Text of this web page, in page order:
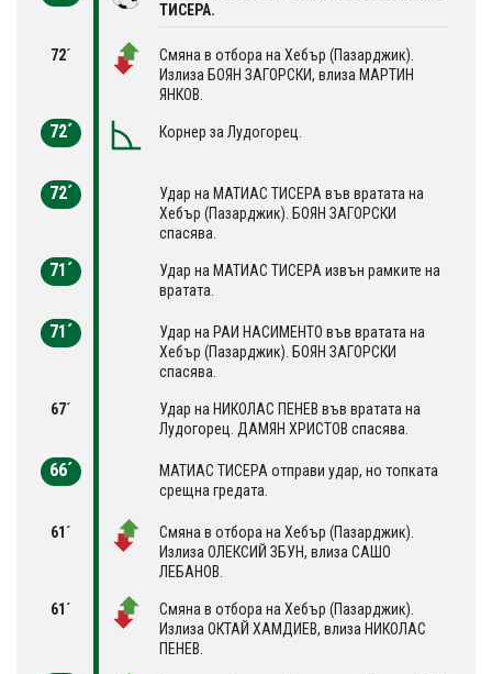
ТИСЕРА.
72´
Смяна в отбора на Хебър (Пазарджик).
Излиза БОЯН ЗАГОРСКИ, влиза МАРТИН
ЯНКОВ.
72´ Корнер за Лудогорец.
72´
Удар на МАТИАС ТИСЕРА във вратата на
Хебър (Пазарджик). БОЯН ЗАГОРСКИ
спасява.
71´
Удар на МАТИАС ТИСЕРА извън рамките на
вратата.
71´
Удар на РАИ НАСИМЕНТО във вратата на
Хебър (Пазарджик). БОЯН ЗАГОРСКИ
спасява.
67´
Удар на НИКОЛАС ПЕНЕВ във вратата на
Лудогорец. ДАМЯН ХРИСТОВ спасява.
66´
МАТИАС ТИСЕРА отправи удар, но топката
срещна гредата.
61´
Смяна в отбора на Хебър (Пазарджик).
Излиза ОЛЕКСИЙ ЗБУН, влиза САШО
ЛЕБАНОВ.
61´
Смяна в отбора на Хебър (Пазарджик).
Излиза ОКТАЙ ХАМДИЕВ, влиза НИКОЛАС
ПЕНЕВ.